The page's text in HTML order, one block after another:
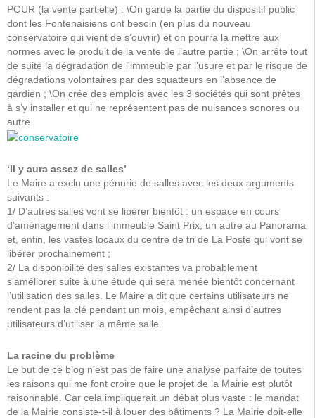
POUR (la vente partielle) : \On garde la partie du dispositif public
dont les Fontenaisiens ont besoin (en plus du nouveau
conservatoire qui vient de s’ouvrir) et on pourra la mettre aux
normes avec le produit de la vente de l’autre partie ; \On arrête tout
de suite la dégradation de l’immeuble par l’usure et par le risque de
dégradations volontaires par des squatteurs en l’absence de
gardien ; \On crée des emplois avec les 3 sociétés qui sont prêtes
à s’y installer et qui ne représentent pas de nuisances sonores ou
autre.
‘Il y aura assez de salles’
Le Maire a exclu une pénurie de salles avec les deux arguments
suivants :
1/ D’autres salles vont se libérer bientôt : un espace en cours
d’aménagement dans l’immeuble Saint Prix, un autre au Panorama
et, enfin, les vastes locaux du centre de tri de La Poste qui vont se
libérer prochainement ;
2/ La disponibilité des salles existantes va probablement
s’améliorer suite à une étude qui sera menée bientôt concernant
l’utilisation des salles. Le Maire a dit que certains utilisateurs ne
rendent pas la clé pendant un mois, empêchant ainsi d’autres
utilisateurs d’utiliser la même salle.
La racine du problème
Le but de ce blog n’est pas de faire une analyse parfaite de toutes
les raisons qui me font croire que le projet de la Mairie est plutôt
raisonnable. Car cela impliquerait un débat plus vaste : le mandat
de la Mairie consiste-t-il à louer des bâtiments ? La Mairie doit-elle